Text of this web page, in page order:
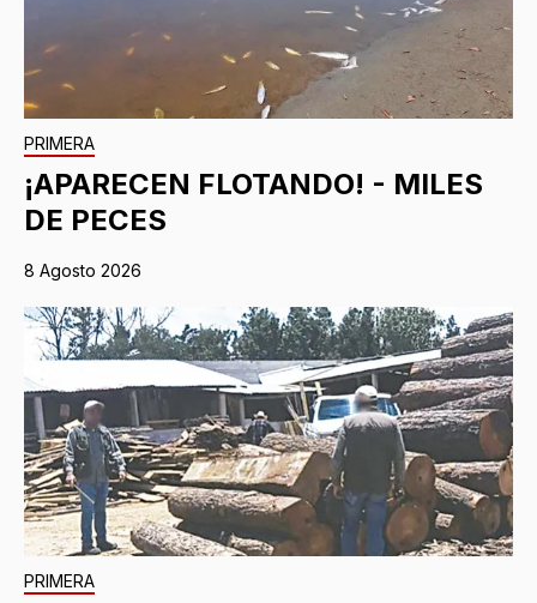
PRIMERA
¡APARECEN FLOTANDO! - MILES
DE PECES
8 Agosto 2026
PRIMERA